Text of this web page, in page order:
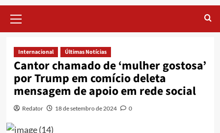
Menu
Internacional Últimas Notícias
Cantor chamado de ‘mulher gostosa’
por Trump em comício deleta
mensagem de apoio em rede social
Redator 18 de setembro de 2024 0